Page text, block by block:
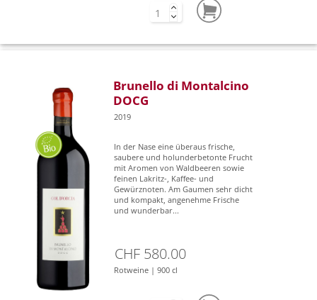
Brunello di Montalcino
DOCG
2019
In der Nase eine überaus frische,
saubere und holunderbetonte Frucht
mit Aromen von Waldbeeren sowie
feinen Lakritz-, Kaffee- und
Gewürznoten. Am Gaumen sehr dicht
und kompakt, angenehme Frische
und wunderbar...
CHF 580.00
Rotweine | 900 cl